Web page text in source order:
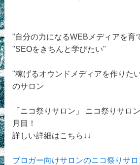
”自分の力になるWEBメディアを育
"SEOをきちんと学びたい"
"稼げるオウンドメディアを作りた
のサロン
「ニコ祭りサロン」 ニコ祭りサロ
月目！
詳しい詳細はこちら↓↓
ブロガー向けサロンのニコ祭りサ